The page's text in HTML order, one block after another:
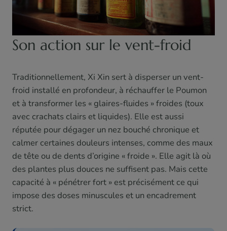
Son action sur le vent-froid
Traditionnellement, Xi Xin sert à disperser un vent-
froid installé en profondeur, à réchauffer le Poumon
et à transformer les « glaires-fluides » froides (toux
avec crachats clairs et liquides). Elle est aussi
réputée pour dégager un nez bouché chronique et
calmer certaines douleurs intenses, comme des maux
de tête ou de dents d’origine « froide ». Elle agit là où
des plantes plus douces ne suffisent pas. Mais cette
capacité à « pénétrer fort » est précisément ce qui
impose des doses minuscules et un encadrement
strict.